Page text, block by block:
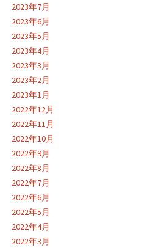
2023年7月
2023年6月
2023年5月
2023年4月
2023年3月
2023年2月
2023年1月
2022年12月
2022年11月
2022年10月
2022年9月
2022年8月
2022年7月
2022年6月
2022年5月
2022年4月
2022年3月